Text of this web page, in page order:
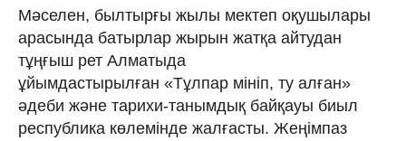
Мәселен, былтырғы жылы мектеп оқушылары
арасында батырлар жырын жатқа айтудан
тұңғыш рет Алматыда
ұйымдастырылған «Тұлпар мініп, ту алған»
әдеби және тарихи-танымдық байқауы биыл
республика көлемінде жалғасты. Жеңімпаз